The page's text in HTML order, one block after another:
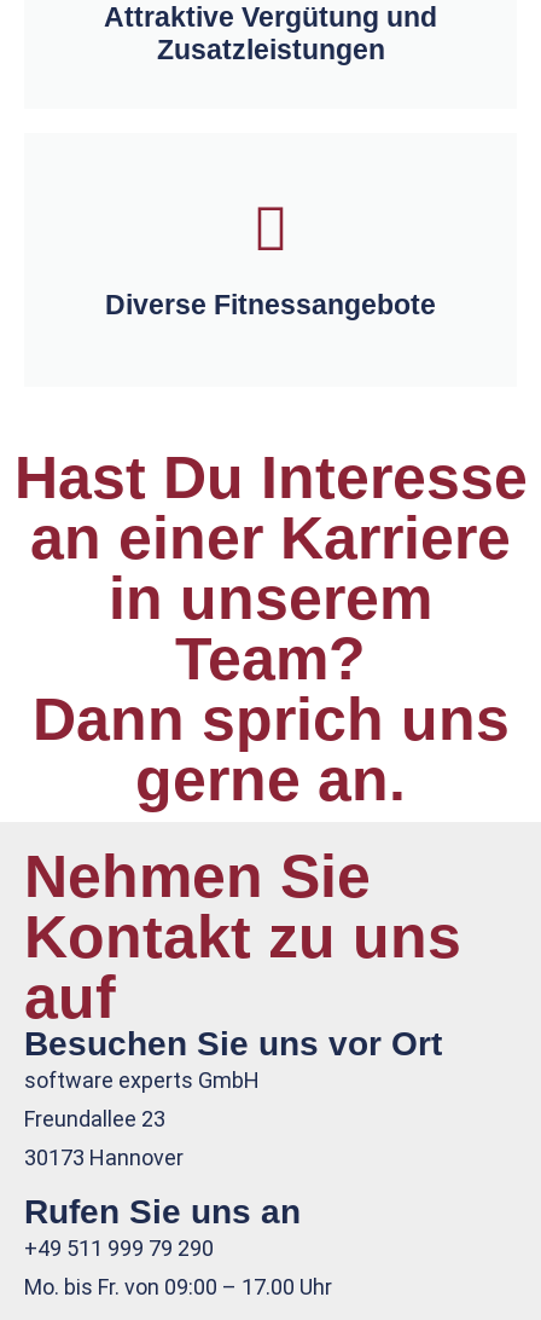
Attraktive Vergütung und
Zusatzleistungen
Diverse Fitnessangebote
Hast Du Interesse
an einer Karriere
in unserem
Team?
Dann sprich uns
gerne an.
Nehmen Sie
Kontakt zu uns
auf
Besuchen Sie uns vor Ort
software experts GmbH
Freundallee 23
30173 Hannover
Rufen Sie uns an
+49 511 999 79 290
Mo. bis Fr. von 09:00 – 17.00 Uhr